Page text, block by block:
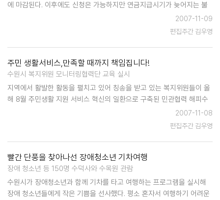
에 마감된다. 이후에도 신청은 가능하지만 연금지급시기가 늦어지는 불
이익을 당할 수도 있으므로 시는 기간 내에 신청해 주기를 바라고 있다.
수원시는 수급예상자 2만5854명 중에서 당연수급자를 제외한 2만1271
2007-11-09
편집주간 김우영
주민 생활서비스,만족할 때까지 책임집니다!
수원시 복지위원 모니터링협력단 교육 실시
지역에서 활발한 활동을 펼치고 있어 칭송을 받고 있는 복지위원들이 올
해 8월 주민생활 지원 서비스 혁신의 일환으로 구축된 민관협력 해피수
원공동체 내 모니터링협력단에 소속되어 앞으로 기존 복지위원 역할 외
에도 주민에게 제공되는 주민서비스의 전반적인 모니터링을 담당하게 된
2007-11-08
편집주간 김우영
빨간 단풍을 찾아나선 장애청소년 기차여행
장애 청소년 등 150명 수덕사와 수목원 관람
수원시가 장애청소년과 함께 기차를 타고 여행하는 프로그램을 실시해
장애 청소년들에게 작은 기쁨을 선사했다. 평소 혼자서 여행하기 어려운